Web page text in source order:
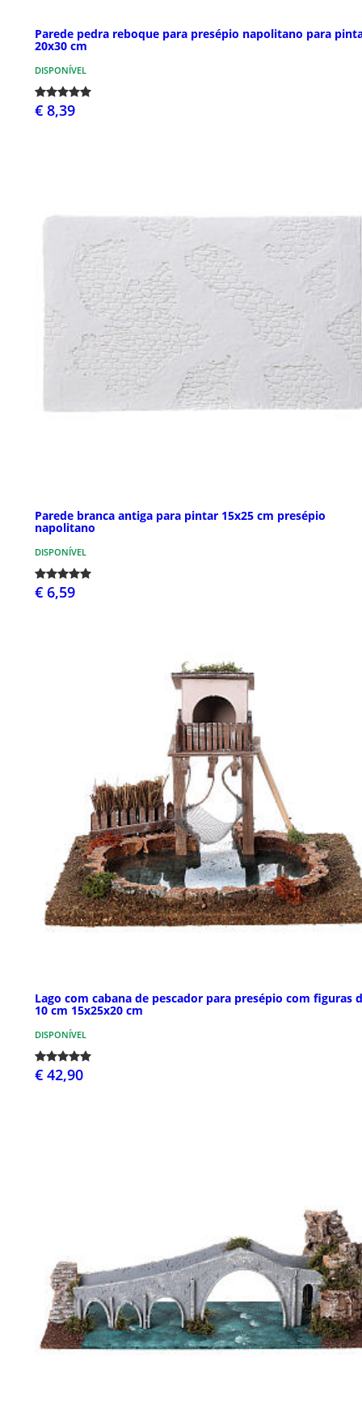
Parede pedra reboque para presépio napolitano para
20x30 cm
DISPONÍVEL
€ 8,39
Parede branca antiga para pintar 15x25 cm presépio
napolitano
DISPONÍVEL
€ 6,59
Lago com cabana de pescador para presépio com figuras
10 cm 15x25x20 cm
DISPONÍVEL
€ 42,90